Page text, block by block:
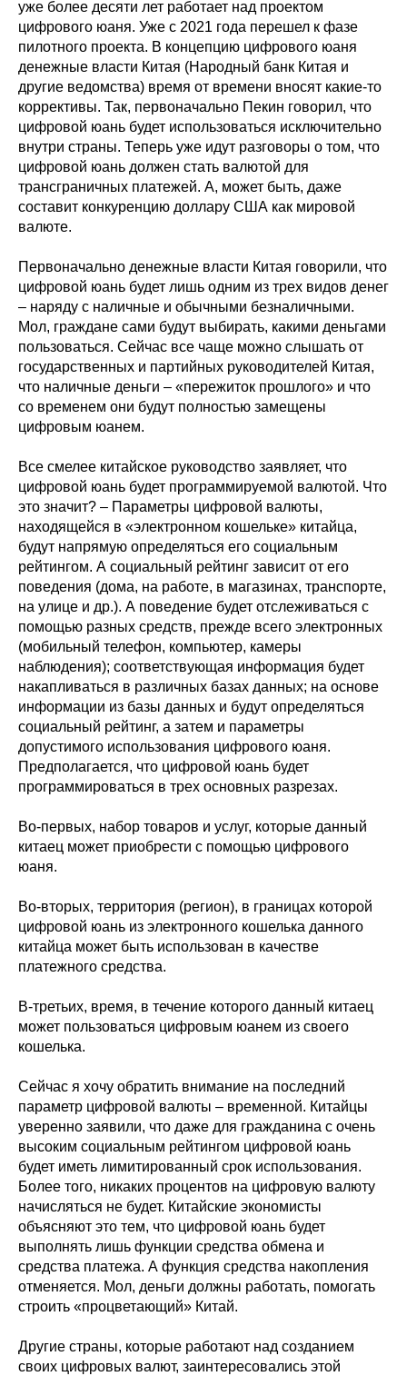
уже более десяти лет работает над проектом
цифрового юаня. Уже с 2021 года перешел к фазе
пилотного проекта. В концепцию цифрового юаня
денежные власти Китая (Народный банк Китая и
другие ведомства) время от времени вносят какие-то
коррективы. Так, первоначально Пекин говорил, что
цифровой юань будет использоваться исключительно
внутри страны. Теперь уже идут разговоры о том, что
цифровой юань должен стать валютой для
трансграничных платежей. А, может быть, даже
составит конкуренцию доллару США как мировой
валюте.
Первоначально денежные власти Китая говорили, что
цифровой юань будет лишь одним из трех видов денег
– наряду с наличные и обычными безналичными.
Мол, граждане сами будут выбирать, какими деньгами
пользоваться. Сейчас все чаще можно слышать от
государственных и партийных руководителей Китая,
что наличные деньги – «пережиток прошлого» и что
со временем они будут полностью замещены
цифровым юанем.
Все смелее китайское руководство заявляет, что
цифровой юань будет программируемой валютой. Что
это значит? – Параметры цифровой валюты,
находящейся в «электронном кошельке» китайца,
будут напрямую определяться его социальным
рейтингом. А социальный рейтинг зависит от его
поведения (дома, на работе, в магазинах, транспорте,
на улице и др.). А поведение будет отслеживаться с
помощью разных средств, прежде всего электронных
(мобильный телефон, компьютер, камеры
наблюдения); соответствующая информация будет
накапливаться в различных базах данных; на основе
информации из базы данных и будут определяться
социальный рейтинг, а затем и параметры
допустимого использования цифрового юаня.
Предполагается, что цифровой юань будет
программироваться в трех основных разрезах.
Во-первых, набор товаров и услуг, которые данный
китаец может приобрести с помощью цифрового
юаня.
Во-вторых, территория (регион), в границах которой
цифровой юань из электронного кошелька данного
китайца может быть использован в качестве
платежного средства.
В-третьих, время, в течение которого данный китаец
может пользоваться цифровым юанем из своего
кошелька.
Сейчас я хочу обратить внимание на последний
параметр цифровой валюты – временной. Китайцы
уверенно заявили, что даже для гражданина с очень
высоким социальным рейтингом цифровой юань
будет иметь лимитированный срок использования.
Более того, никаких процентов на цифровую валюту
начисляться не будет. Китайские экономисты
объясняют это тем, что цифровой юань будет
выполнять лишь функции средства обмена и
средства платежа. А функция средства накопления
отменяется. Мол, деньги должны работать, помогать
строить «процветающий» Китай.
Другие страны, которые работают над созданием
своих цифровых валют, заинтересовались этой